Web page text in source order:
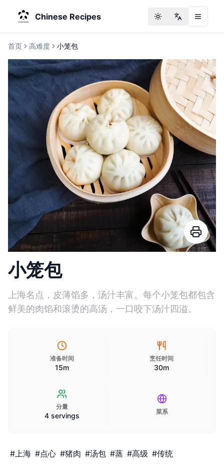
Chinese Recipes Toggle theme
Change
首页 高难度 小笼包
小笼包
上海名点，皮薄馅多，汤汁丰富。每个小笼包都包含
鲜美的肉馅和滚烫的高汤，一口咬下汤汁四溢。
准备时间
15m
烹饪时间
30m
分量
4 servings 菜系
#上海 #点心 #猪肉 #汤包 #蒸 #高级 #传统